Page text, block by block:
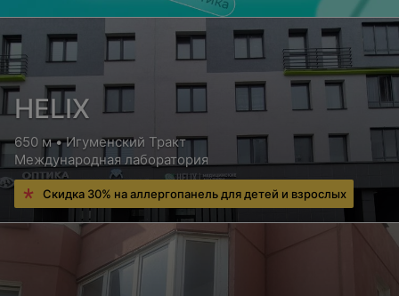
HELIX
650 м • Игуменский Тракт
Международная лаборатория
Скидка 30% на аллергопанель для детей и взрослых